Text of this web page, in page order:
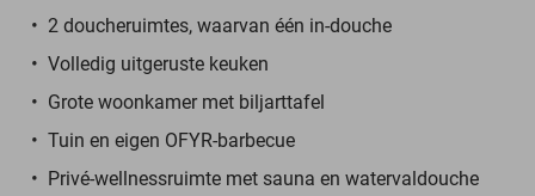
2 doucheruimtes, waarvan één in-douche
Volledig uitgeruste keuken
Grote woonkamer met biljarttafel
Tuin en eigen OFYR-barbecue
Privé-wellnessruimte met sauna en watervaldouche